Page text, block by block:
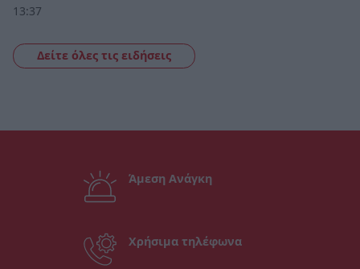
13:37
Δείτε όλες τις ειδήσεις
Άμεση Ανάγκη
Χρήσιμα τηλέφωνα